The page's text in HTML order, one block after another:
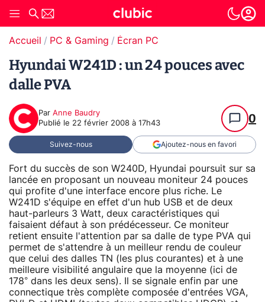
Accueil PC & Gaming Écran PC
Hyundai W241D : un 24 pouces avec
dalle PVA
Par Anne Baudry
Publié le 22 février 2008 à 17h43 0
Suivez-nous Ajoutez-nous en favori
Fort du succès de son W240D, Hyundai poursuit sur sa
lancée en proposant un nouveau moniteur 24 pouces
qui profite d'une interface encore plus riche. Le
W241D s'équipe en effet d'un hub USB et de deux
haut-parleurs 3 Watt, deux caractéristiques qui
faisaient défaut à son prédécesseur. Ce moniteur
retient ensuite l'attention par sa dalle de type PVA qui
permet de s'attendre à un meilleur rendu de couleur
que celui des dalles TN (les plus courantes) et à une
meilleure visibilité angulaire que la moyenne (ici de
178° dans les deux sens). Il se signale enfin par une
connectique très complète composée d'entrées VGA,